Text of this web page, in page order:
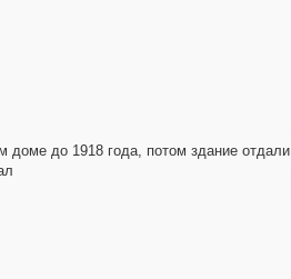
доме до 1918 года, потом здание отдали